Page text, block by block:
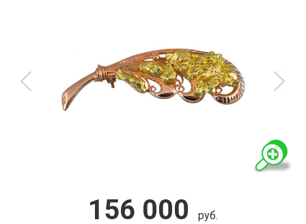
156 000 руб.